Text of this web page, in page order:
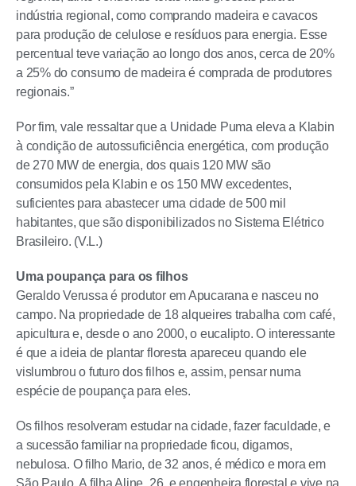
indústria regional, como comprando madeira e cavacos
para produção de celulose e resíduos para energia. Esse
percentual teve variação ao longo dos anos, cerca de 20%
a 25% do consumo de madeira é comprada de produtores
regionais.”
Por fim, vale ressaltar que a Unidade Puma eleva a Klabin
à condição de autossuficiência energética, com produção
de 270 MW de energia, dos quais 120 MW são
consumidos pela Klabin e os 150 MW excedentes,
suficientes para abastecer uma cidade de 500 mil
habitantes, que são disponibilizados no Sistema Elétrico
Brasileiro. (V.L.)
Uma poupança para os filhos
Geraldo Verussa é produtor em Apucarana e nasceu no
campo. Na propriedade de 18 alqueires trabalha com café,
apicultura e, desde o ano 2000, o eucalipto. O interessante
é que a ideia de plantar floresta apareceu quando ele
vislumbrou o futuro dos filhos e, assim, pensar numa
espécie de poupança para eles.
Os filhos resolveram estudar na cidade, fazer faculdade, e
a sucessão familiar na propriedade ficou, digamos,
nebulosa. O filho Mario, de 32 anos, é médico e mora em
São Paulo. A filha Aline, 26, e engenheira florestal e vive na